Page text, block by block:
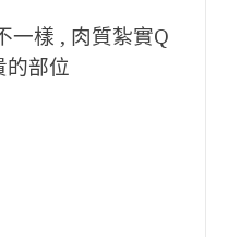
一樣 , 肉質紮實Q
的部位